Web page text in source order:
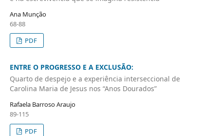
Ana Munção
68-88
PDF
ENTRE O PROGRESSO E A EXCLUSÃO:
Quarto de despejo e a experiência interseccional de
Carolina Maria de Jesus nos “Anos Dourados”
Rafaela Barroso Araujo
89-115
PDF